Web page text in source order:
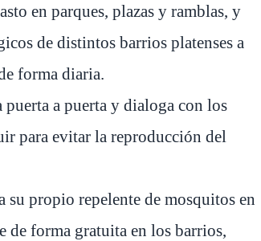
en parques, plazas y ramblas, y
de distintos barrios platenses a
forma diaria.
a puerta y dialoga con los
para evitar la reproducción del
propio repelente de mosquitos en
de forma gratuita en los barrios,